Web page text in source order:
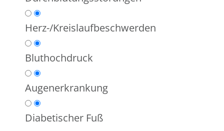
Herz-/Kreislaufbeschwerden
Bluthochdruck
Augenerkrankung
Diabetischer Fuß